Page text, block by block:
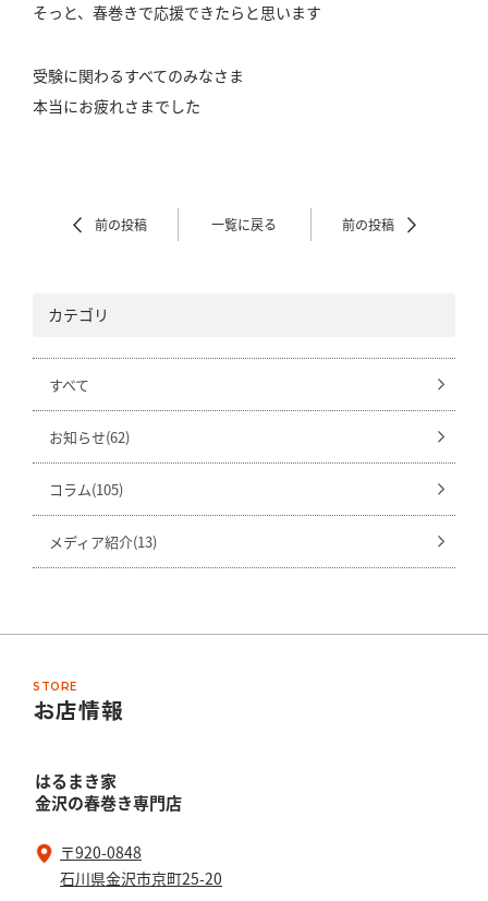
そっと、春巻きで応援できたらと思います
受験に関わるすべてのみなさま
本当にお疲れさまでした
前の投稿 一覧に戻る 前の投稿
カテゴリ
すべて
お知らせ(62)
コラム(105)
メディア紹介(13)
STORE
お店情報
はるまき家
金沢の春巻き専門店
〒920-0848
石川県金沢市京町25-20